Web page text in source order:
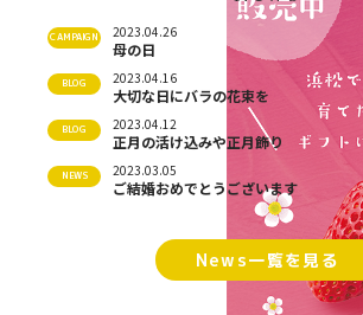
CAMPAIGN 2023.04.26
母の日
BLOG 2023.04.16
大切な日にバラの花束を
BLOG 2023.04.12
正月の活け込みや正月飾り
NEWS 2023.03.05
ご結婚おめでとうございます
News一覧を見る